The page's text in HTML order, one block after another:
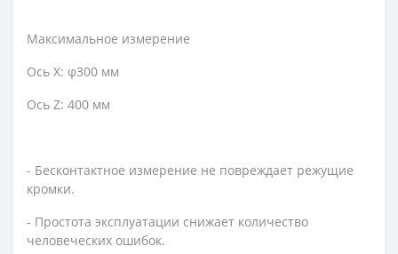
Максимальное измерение
Ось X: φ300 мм
Ось Z: 400 мм
- Бесконтактное измерение не повреждает режущие
кромки.
- Простота эксплуатации снижает количество
человеческих ошибок.